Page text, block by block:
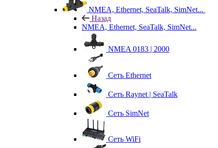
NMEA, Ethernet, SeaTalk, SimNet...
Назад
NMEA, Ethernet, SeaTalk, SimNet...
NMEA 0183 | 2000
Сеть Ethernet
Сеть Raynet | SeaTalk
Сеть SimNet
Сеть WiFi